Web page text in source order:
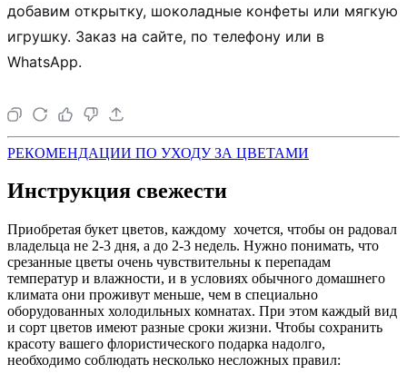
добавим открытку, шоколадные конфеты или мягкую
игрушку. Заказ на сайте, по телефону или в
WhatsApp.
РЕКОМЕНДАЦИИ ПО УХОДУ ЗА ЦВЕТАМИ
Инструкция свежести
Приобретая букет цветов, каждому хочется, чтобы он радовал
владельца не 2-3 дня, а до 2-3 недель. Нужно понимать, что
срезанные цветы очень чувствительны к перепадам
температур и влажности, и в условиях обычного домашнего
климата они проживут меньше, чем в специально
оборудованных холодильных комнатах. При этом каждый вид
и сорт цветов имеют разные сроки жизни. Чтобы сохранить
красоту вашего флористического подарка надолго,
необходимо соблюдать несколько несложных правил: